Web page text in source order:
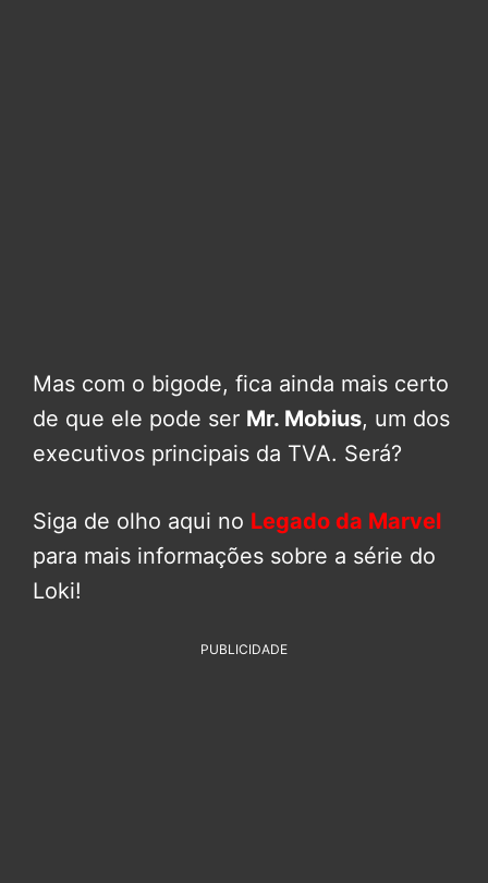
Mas com o bigode, fica ainda mais certo
de que ele pode ser Mr. Mobius, um dos
executivos principais da TVA. Será?
Siga de olho aqui no Legado da Marvel
para mais informações sobre a série do
Loki!
PUBLICIDADE